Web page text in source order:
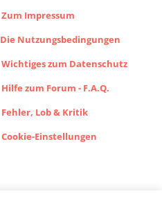
Zum Impressum
Die Nutzungsbedingungen
Wichtiges zum Datenschutz
Hilfe zum Forum - F.A.Q.
Fehler, Lob & Kritik
Cookie-Einstellungen